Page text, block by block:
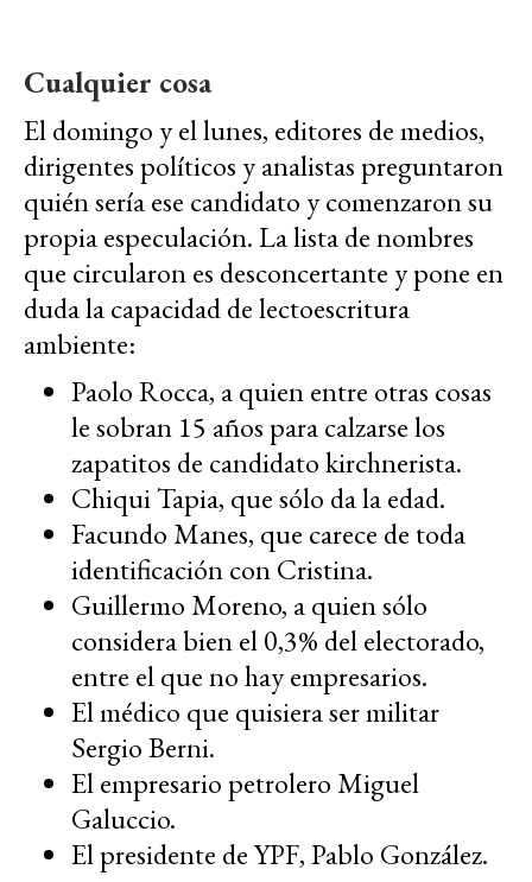
Cualquier cosa
El domingo y el lunes, editores de medios,
dirigentes políticos y analistas preguntaron
quién sería ese candidato y comenzaron su
propia especulación. La lista de nombres
que circularon es desconcertante y pone en
duda la capacidad de lectoescritura
ambiente:
Paolo Rocca, a quien entre otras cosas
le sobran 15 años para calzarse los
zapatitos de candidato kirchnerista.
Chiqui Tapia, que sólo da la edad.
Facundo Manes, que carece de toda
identificación con Cristina.
Guillermo Moreno, a quien sólo
considera bien el 0,3% del electorado,
entre el que no hay empresarios.
El médico que quisiera ser militar
Sergio Berni.
El empresario petrolero Miguel
Galuccio.
El presidente de YPF, Pablo González.